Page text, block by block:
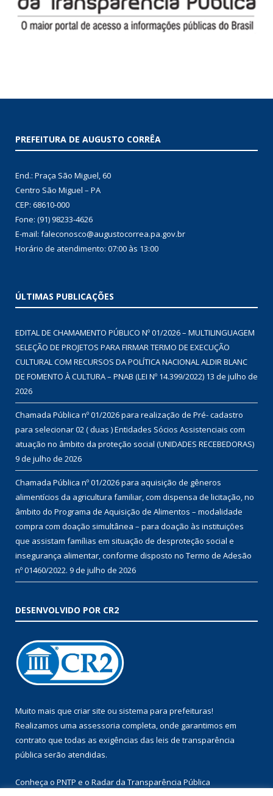
PREFEITURA DE AUGUSTO CORRÊA
End.: Praça São Miguel, 60
Centro São Miguel – PA
CEP: 68610-000
Fone: (91) 98233-4626
E-mail: faleconosco@augustocorrea.pa.gov.br
Horário de atendimento: 07:00 às 13:00
ÚLTIMAS PUBLICAÇÕES
EDITAL DE CHAMAMENTO PÚBLICO Nº 01/2026 – MULTILINGUAGEM
SELEÇÃO DE PROJETOS PARA FIRMAR TERMO DE EXECUÇÃO
CULTURAL COM RECURSOS DA POLÍTICA NACIONAL ALDIR BLANC
DE FOMENTO À CULTURA – PNAB (LEI Nº 14.399/2022) 13 de julho de
2026
Chamada Pública nº 01/2026 para realização de Pré- cadastro
para selecionar 02 ( duas ) Entidades Sócios Assistenciais com
atuação no âmbito da proteção social (UNIDADES RECEBEDORAS)
9 de julho de 2026
Chamada Pública nº 01/2026 para aquisição de gêneros
alimentícios da agricultura familiar, com dispensa de licitação, no
âmbito do Programa de Aquisição de Alimentos – modalidade
compra com doação simultânea – para doação às instituições
que assistam famílias em situação de desproteção social e
insegurança alimentar, conforme disposto no Termo de Adesão
nº 01460/2022. 9 de julho de 2026
DESENVOLVIDO POR CR2
Muito mais que criar site ou sistema para prefeituras!
Realizamos uma assessoria completa, onde garantimos em
contrato que todas as exigências das leis de transparência
pública serão atendidas.
Conheça o PNTP e o Radar da Transparência Pública